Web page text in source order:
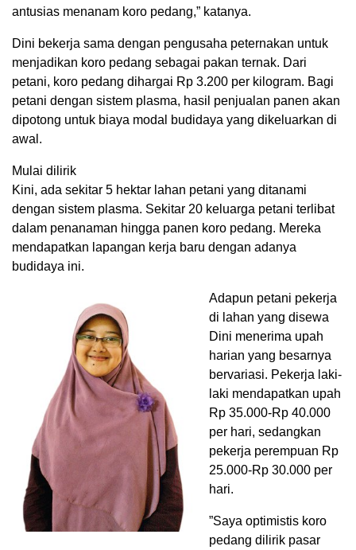
antusias menanam koro pedang,” katanya.
Dini bekerja sama dengan pengusaha peternakan untuk
menjadikan koro pedang sebagai pakan ternak. Dari
petani, koro pedang dihargai Rp 3.200 per kilogram. Bagi
petani dengan sistem plasma, hasil penjualan panen akan
dipotong untuk biaya modal budidaya yang dikeluarkan di
awal.
Mulai dilirik
Kini, ada sekitar 5 hektar lahan petani yang ditanami
dengan sistem plasma. Sekitar 20 keluarga petani terlibat
dalam penanaman hingga panen koro pedang. Mereka
mendapatkan lapangan kerja baru dengan adanya
budidaya ini.
Adapun petani pekerja
di lahan yang disewa
Dini menerima upah
harian yang besarnya
bervariasi. Pekerja laki-
laki mendapatkan upah
Rp 35.000-Rp 40.000
per hari, sedangkan
pekerja perempuan Rp
25.000-Rp 30.000 per
hari.
”Saya optimistis koro
pedang dilirik pasar